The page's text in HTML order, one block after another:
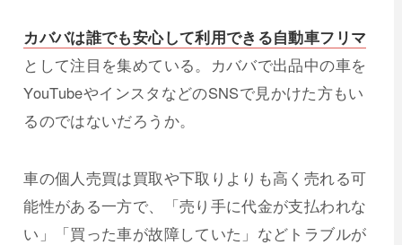
カババは誰でも安心して利用できる自動車フリマ
として注目を集めている。カババで出品中の車を
YouTubeやインスタなどのSNSで見かけた方もい
るのではないだろうか。
車の個人売買は買取や下取りよりも高く売れる可
能性がある一方で、「売り手に代金が支払われな
い」「買った車が故障していた」などトラブルが